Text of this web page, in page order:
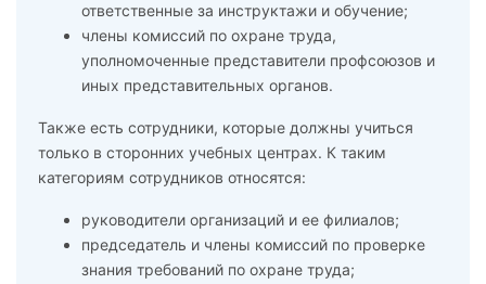
ответственные за инструктажи и обучение;
члены комиссий по охране труда,
уполномоченные представители профсоюзов и
иных представительных органов.
Также есть сотрудники, которые должны учиться
только в сторонних учебных центрах. К таким
категориям сотрудников относятся:
руководители организаций и ее филиалов;
председатель и члены комиссий по проверке
знания требований по охране труда;